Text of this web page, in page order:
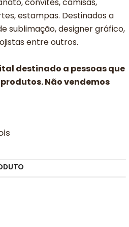
convites, camisas,
estampas. Destinados a
sublimação, designer gráfico,
entre outros.
destinado a pessoas que
Não vendemos